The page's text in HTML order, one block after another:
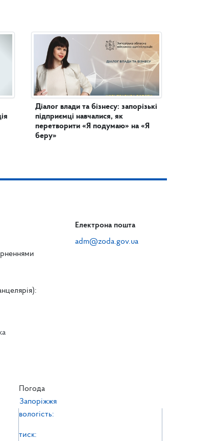
Діалог влади та бізнесу: запорізькі
підприємці навчалися, як
перетворити «Я подумаю» на «Я
беру»
Електрона пошта
adm@zoda.gov.ua
Погода
Запоріжжя
вологість:
тиск: